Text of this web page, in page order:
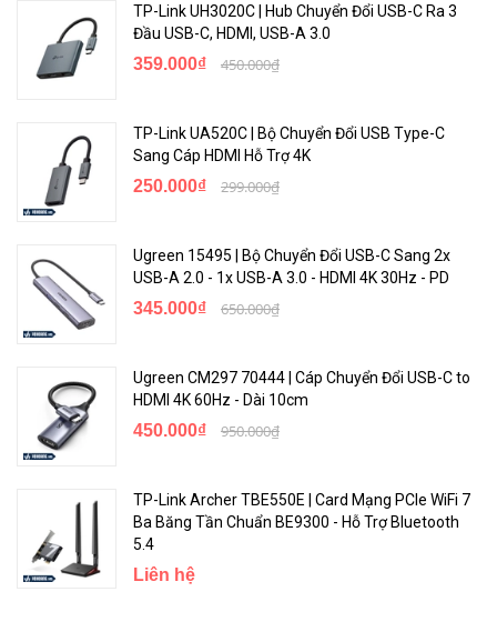
TP-Link UH3020C | Hub Chuyển Đổi USB-C Ra 3
Đầu USB-C, HDMI, USB-A 3.0
359.000₫ 450.000₫
TP-Link UA520C | Bộ Chuyển Đổi USB Type-C
Sang Cáp HDMI Hỗ Trợ 4K
250.000₫ 299.000₫
Ugreen 15495 | Bộ Chuyển Đổi USB-C Sang 2x
USB-A 2.0 - 1x USB-A 3.0 - HDMI 4K 30Hz - PD
345.000₫ 650.000₫
Ugreen CM297 70444 | Cáp Chuyển Đổi USB-C to
HDMI 4K 60Hz - Dài 10cm
450.000₫ 950.000₫
TP-Link Archer TBE550E | Card Mạng PCIe WiFi 7
Ba Băng Tần Chuẩn BE9300 - Hỗ Trợ Bluetooth
5.4
Liên hệ